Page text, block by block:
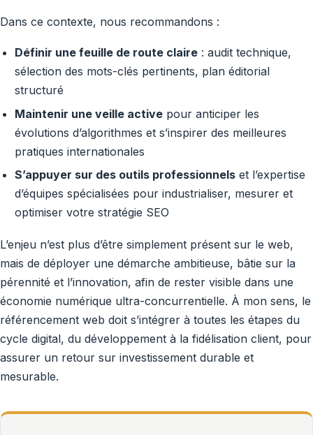
Dans ce contexte, nous recommandons :
Définir une feuille de route claire: audit technique,
sélection des mots-clés pertinents, plan éditorial
structuré
Maintenir une veille activepour anticiper les
évolutions d’algorithmes et s’inspirer des meilleures
pratiques internationales
S’appuyer sur des outils professionnelset l’expertise
d’équipes spécialisées pour industrialiser, mesurer et
optimiser votre stratégie SEO
L’enjeu n’est plus d’être simplement présent sur le web,
mais de déployer une démarche ambitieuse, bâtie sur la
pérennité et l’innovation, afin de rester visible dans une
économie numérique ultra-concurrentielle. À mon sens, le
référencement web doit s’intégrer à toutes les étapes du
cycle digital, du développement à la fidélisation client, pour
assurer un retour sur investissement durable et
mesurable.